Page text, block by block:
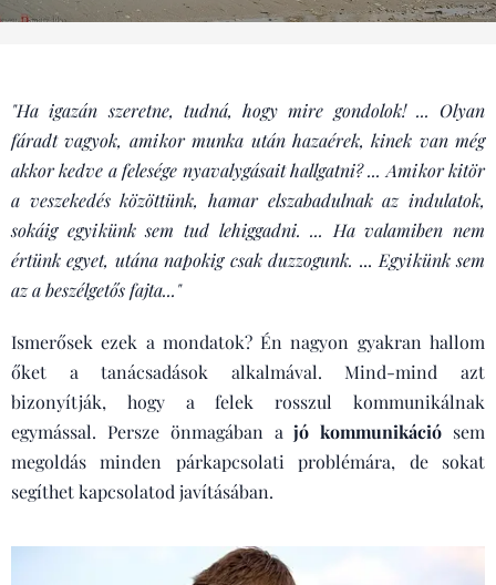
"Ha igazán szeretne, tudná, hogy mire gondolok! ... Olyan
fáradt vagyok, amikor munka után hazaérek, kinek van még
akkor kedve a felesége nyavalygásait hallgatni? ... Amikor kitör
a veszekedés közöttünk, hamar elszabadulnak az indulatok,
sokáig egyikünk sem tud lehiggadni. ... Ha valamiben nem
értünk egyet, utána napokig csak duzzogunk. ... Egyikünk sem
az a beszélgetős fajta..."
Ismerősek ezek a mondatok? Én nagyon gyakran hallom
őket a tanácsadások alkalmával. Mind-mind azt
bizonyítják, hogy a felek rosszul kommunikálnak
egymással. Persze önmagában ajó kommunikáció sem
megoldás minden párkapcsolati problémára, de sokat
segíthet kapcsolatod javításában.